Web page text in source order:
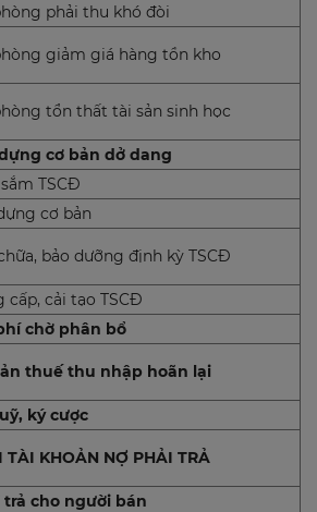
phải thu khó đòi
giảm giá hàng tồn kho
tổn thất tài sản sinh học
cơ bản dở dang
TSCĐ
cơ bản
bảo dưỡng định kỳ TSCĐ
cấp, cải tạo TSCĐ
chờ phân bổ
thuế thu nhập hoãn lại
ký cược
TÀI KHOẢN NỢ PHẢI TRẢ
trả cho người bán